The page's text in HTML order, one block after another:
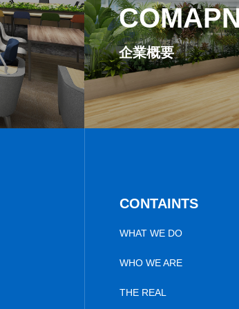
企業概要
CONTAINTS
WHAT WE DO
WHO WE ARE
THE REAL